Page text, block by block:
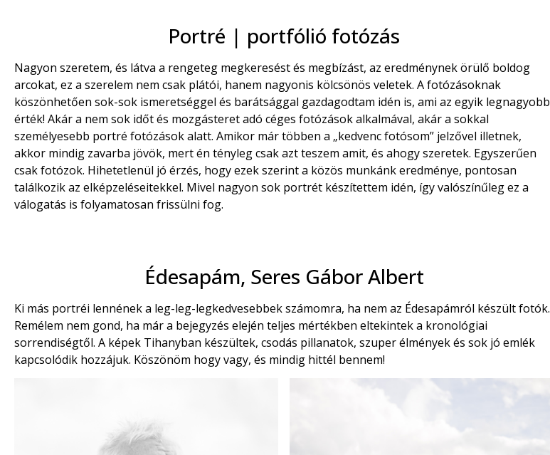
Portré | portfólió fotózás
Nagyon szeretem, és látva a rengeteg megkeresést és megbízást, az eredménynek örülő boldog
arcokat, ez a szerelem nem csak plátói, hanem nagyonis kölcsönös veletek. A fotózásoknak
köszönhetően sok-sok ismeretséggel és barátsággal gazdagodtam idén is, ami az egyik legnagyobb
érték! Akár a nem sok időt és mozgásteret adó céges fotózások alkalmával, akár a sokkal
személyesebb portré fotózások alatt. Amikor már többen a „kedvenc fotósom” jelzővel illetnek,
akkor mindig zavarba jövök, mert én tényleg csak azt teszem amit, és ahogy szeretek. Egyszerűen
csak fotózok. Hihetetlenül jó érzés, hogy ezek szerint a közös munkánk eredménye, pontosan
találkozik az elképzeléseitekkel. Mivel nagyon sok portrét készítettem idén, így valószínűleg ez a
válogatás is folyamatosan frissülni fog.
Édesapám, Seres Gábor Albert
Ki más portréi lennének a leg-leg-legkedvesebbek számomra, ha nem az Édesapámról készült fotók.
Remélem nem gond, ha már a bejegyzés elején teljes mértékben eltekintek a kronológiai
sorrendiségtől. A képek Tihanyban készültek, csodás pillanatok, szuper élmények és sok jó emlék
kapcsolódik hozzájuk. Köszönöm hogy vagy, és mindig hittél bennem!